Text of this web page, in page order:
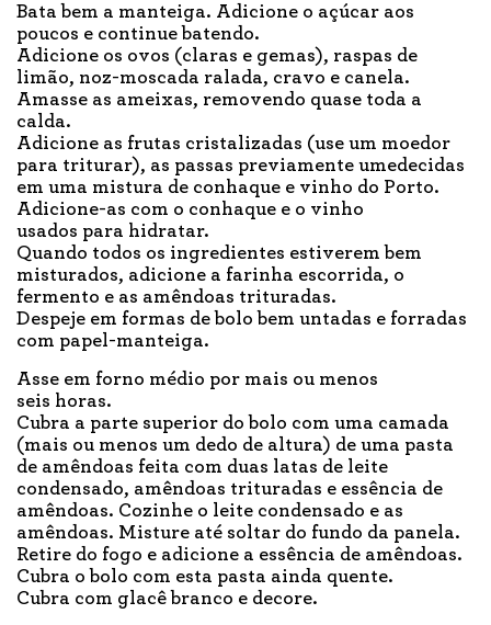
Bata bem a manteiga. Adicione o açúcar aos
poucos e continue batendo.
Adicione os ovos (claras e gemas), raspas de
limão, noz-moscada ralada, cravo e canela.
Amasse as ameixas, removendo quase toda a
calda.
Adicione as frutas cristalizadas (use um moedor
para triturar), as passas previamente umedecidas
em uma mistura de conhaque e vinho do Porto.
Adicione-as com o conhaque e o vinho
usados para hidratar.
Quando todos os ingredientes estiverem bem
misturados, adicione a farinha escorrida, o
fermento e as amêndoas trituradas.
Despeje em formas de bolo bem untadas e forradas
com papel-manteiga.
Asse em forno médio por mais ou menos
seis horas.
Cubra a parte superior do bolo com uma camada
(mais ou menos um dedo de altura) de uma pasta
de amêndoas feita com duas latas de leite
condensado, amêndoas trituradas e essência de
amêndoas. Cozinhe o leite condensado e as
amêndoas. Misture até soltar do fundo da panela.
Retire do fogo e adicione a essência de amêndoas.
Cubra o bolo com esta pasta ainda quente.
Cubra com glacê branco e decore.